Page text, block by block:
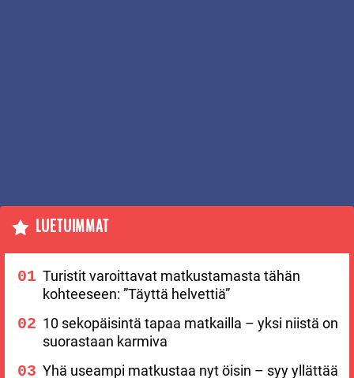
LUETUIMMAT
Turistit varoittavat matkustamasta tähän
kohteeseen: ”Täyttä helvettiä”
10 sekopäisintä tapaa matkailla – yksi niistä on
suorastaan karmiva
Yhä useampi matkustaa nyt öisin – syy yllättää